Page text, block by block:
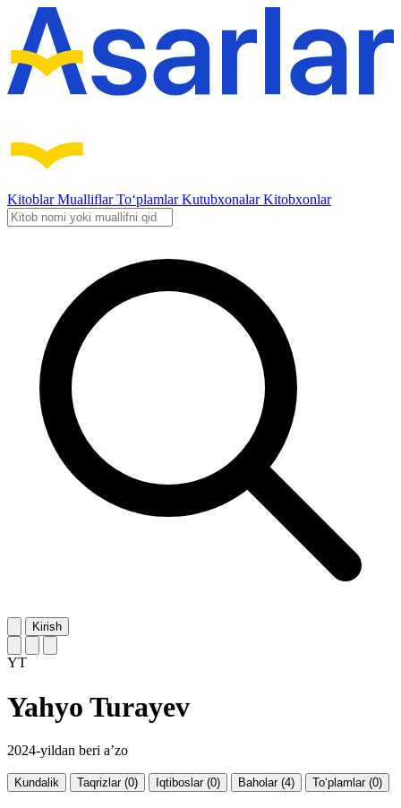
KitoblarMualliflarTo‘plamlarKutubxonalarKitobxonlar
Kirish
YT
Yahyo Turayev
2024-yildan beri a’zo
Kundalik Taqrizlar (0) Iqtiboslar (0) Baholar (4) To‘plamlar (0)